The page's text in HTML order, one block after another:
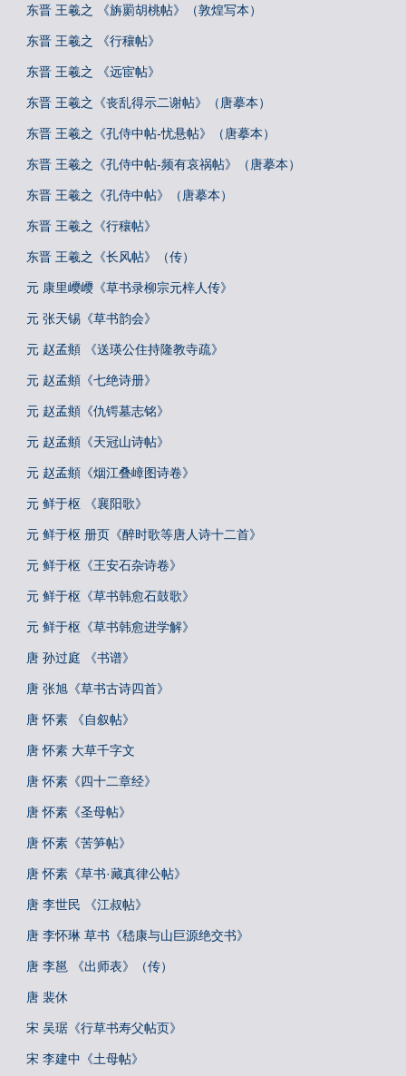
东晋 王羲之 《旃罽胡桃帖》（敦煌写本）
东晋 王羲之 《行穰帖》
东晋 王羲之 《远宦帖》
东晋 王羲之《丧乱得示二谢帖》（唐摹本）
东晋 王羲之《孔侍中帖-忧悬帖》（唐摹本）
东晋 王羲之《孔侍中帖-频有哀祸帖》（唐摹本）
东晋 王羲之《孔侍中帖》（唐摹本）
东晋 王羲之《行穰帖》
东晋 王羲之《长风帖》（传）
元 康里巎巎《草书录柳宗元梓人传》
元 张天锡《草书韵会》
元 赵孟頫 《送瑛公住持隆教寺疏》
元 赵孟頫《七绝诗册》
元 赵孟頫《仇锷墓志铭》
元 赵孟頫《天冠山诗帖》
元 赵孟頫《烟江叠嶂图诗卷》
元 鲜于枢 《襄阳歌》
元 鲜于枢 册页《醉时歌等唐人诗十二首》
元 鲜于枢《王安石杂诗卷》
元 鲜于枢《草书韩愈石鼓歌》
元 鲜于枢《草书韩愈进学解》
唐 孙过庭 《书谱》
唐 张旭《草书古诗四首》
唐 怀素 《自叙帖》
唐 怀素 大草千字文
唐 怀素《四十二章经》
唐 怀素《圣母帖》
唐 怀素《苦笋帖》
唐 怀素《草书·藏真律公帖》
唐 李世民 《江叔帖》
唐 李怀琳 草书《嵇康与山巨源绝交书》
唐 李邕 《出师表》（传）
唐 裴休
宋 吴琚《行草书寿父帖页》
宋 李建中《土母帖》